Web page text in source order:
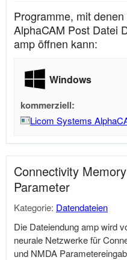
Programme, mit
AlphaCAM Post Datei
amp öffnen kann:
Windows
kommerziell:
Licom Systems
Connectivity
Parameter
Kategorie: Datendateien
Die Dateiendung amp wird
neurale Netzwerke für
und NMDA